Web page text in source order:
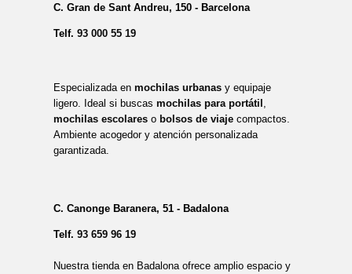
C. Gran de Sant Andreu, 150 - Barcelona
Telf. 93 000 55 19
Especializada en mochilas urbanasy equipaje
ligero. Ideal si buscas mochilas para portátil
mochilas escolareso bolsos de viajecompactos.
Ambiente acogedor y atención personalizada
garantizada.
C. Canonge Baranera, 51 - Badalona
Telf. 93 659 96 19
Nuestra tienda en Badalona ofrece amplio espacio y